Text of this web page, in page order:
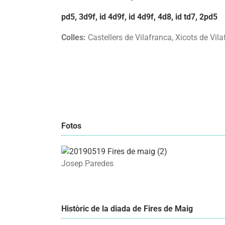
pd5, 3d9f, id 4d9f, id 4d9f, 4d8, id td7, 2pd5
Colles: Castellers de Vilafranca, Xicots de
Fotos
Josep Paredes
Històric de la diada de Fires de Maig